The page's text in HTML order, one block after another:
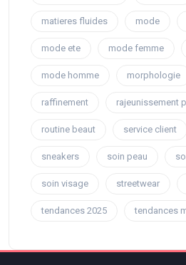
matieres fluides mode
mode ete mode femme
mode homme morphologie
raffinement rajeunissement
routine beaut service client
sneakers soin peau
soin visage streetwear
tendances 2025 tendances